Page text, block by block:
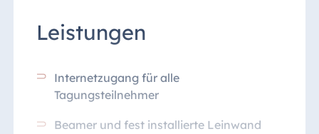
Leistungen
Internetzugang für alle
Tagungsteilnehmer
Beamer und fest installierte Leinwand